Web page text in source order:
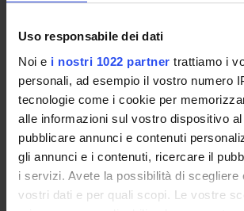
Uso responsabile dei dati
Noi e i nostri 1022 partner trattiamo i
personali, ad esempio il vostro numero
tecnologie come i cookie per
alle informazioni sul vostro dispositivo al
pubblicare annunci e contenuti
gli annunci e i contenuti, ricercare il
i servizi. Avete la possibilità di scegliere
vostri dati e per quali scopi. Le vostre
closed and are no longer included in the
COURSE NOT RUNNING
Master II in Cultural Mediation
Location: Verona
COURSE NOT RUNNING